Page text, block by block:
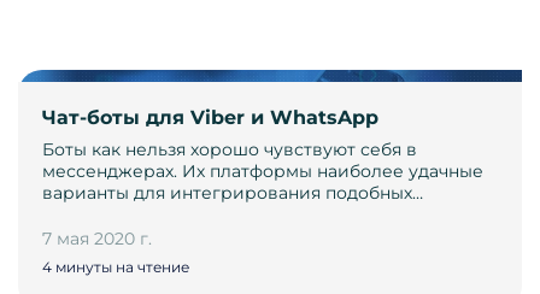
Чат-боты для Viber и WhatsApp
Боты как нельзя хорошо чувствуют себя в
мессенджерах. Их платформы наиболее удачные
варианты для интегрирования подобных…
7 мая 2020 г.
4 минуты на чтение